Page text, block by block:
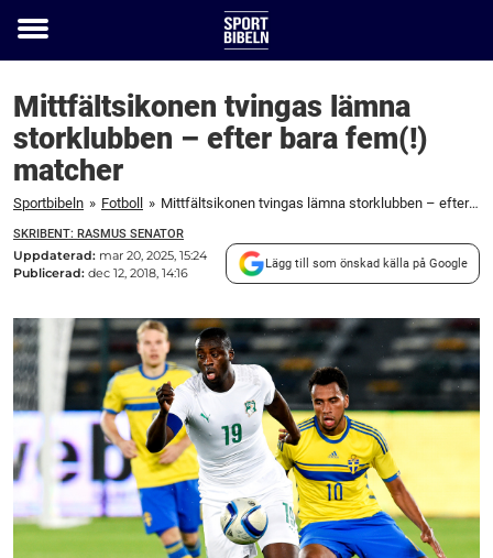
Toggle
Mittfältsikonen tvingas lämna
storklubben – efter bara fem(!)
matcher
Sportbibeln » Fotboll » Mittfältsikonen tvingas lämna storklubben – efter bara fem(!) matcher
SKRIBENT: RASMUS SENATOR
Uppdaterad: mar 20, 2025, 15:24
Publicerad: dec 12, 2018, 14:16
Lägg till som önskad källa på Google